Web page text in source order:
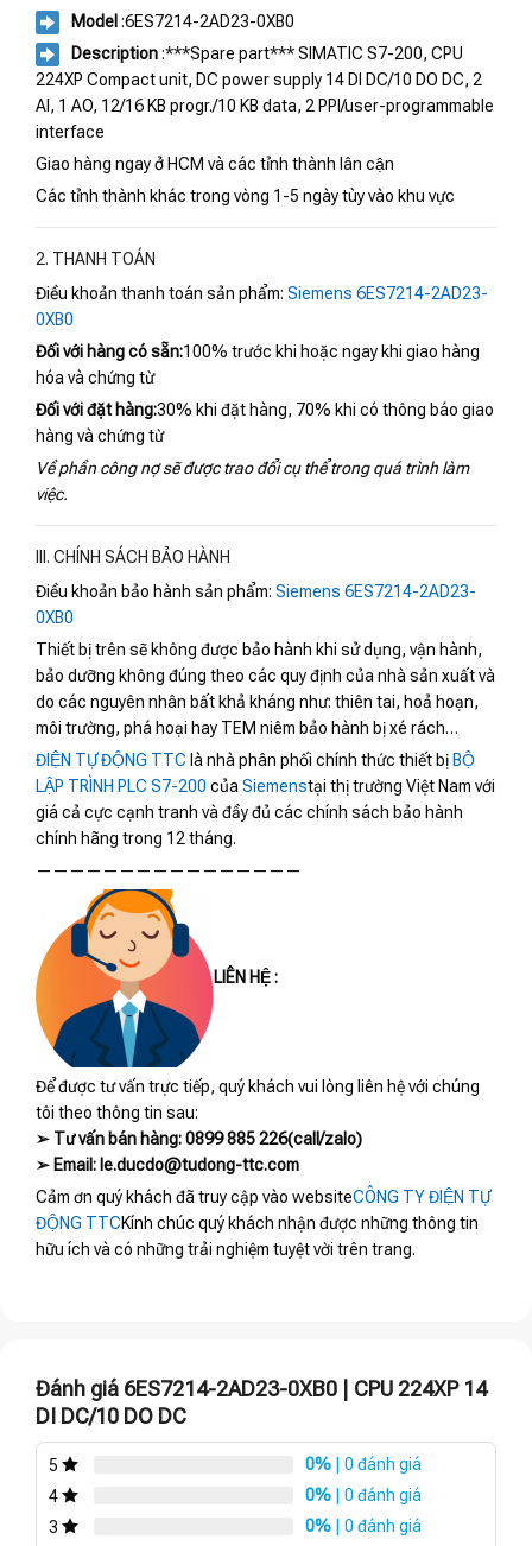
Model :6ES7214-2AD23-0XB0
Description:***Spare part*** SIMATIC S7-200, CPU
224XP Compact unit, DC power supply 14 DI DC/10 DO DC, 2
AI, 1 AO, 12/16 KB progr./10 KB data, 2 PPI/user-programmable
interface
Giao hàng ngay ở HCM và các tỉnh thành lân cận
Các tỉnh thành khác trong vòng 1-5 ngày tùy vào khu vực
2. THANH TOÁN
Điều khoản thanh toán sản phẩm: Siemens 6ES7214-2AD23-
0XB0
Đối với hàng có sẵn:100% trước khi hoặc ngay khi giao hàng
hóa và chứng từ
Đối với đặt hàng:30% khi đặt hàng, 70% khi có thông báo giao
hàng và chứng từ
Về phần công nợ sẽ được trao đổi cụ thể trong quá trình làm
việc.
III. CHÍNH SÁCH BẢO HÀNH
Điều khoản bảo hành sản phẩm: Siemens 6ES7214-2AD23-
0XB0
Thiết bị trên sẽ không được bảo hành khi sử dụng, vận hành,
bảo dưỡng không đúng theo các quy định của nhà sản xuất và
do các nguyên nhân bất khả kháng như: thiên tai, hoả hoạn,
môi trường, phá hoại hay TEM niêm bảo hành bị xé rách…
ĐIỆN TỰ ĐỘNG TTC là nhà phân phối chính thức thiết bị BỘ
LẬP TRÌNH PLC S7-200 củaSiemenstại thị trường Việt Nam với
giá cả cực cạnh tranh và đầy đủ các chính sách bảo hành
chính hãng trong 12 tháng.
————————————————
LIÊN HỆ :
Để được tư vấn trực tiếp, quý khách vui lòng liên hệ với chúng
tôi theo thông tin sau:
➢ Tư vấn bán hàng: 0899 885 226(call/zalo)
➢ Email: le.ducdo@tudong-ttc.com
Cảm ơn quý khách đã truy cập vào websiteCÔNG TY ĐIỆN TỰ
ĐỘNG TTCKính chúc quý khách nhận được những thông tin
hữu ích và có những trải nghiệm tuyệt vời trên trang.
Đánh giá 6ES7214-2AD23-0XB0 | CPU 224XP 14
DI DC/10 DO DC
5 0% | 0 đánh giá
4
0% | 0 đánh giá
3
0% | 0 đánh giá